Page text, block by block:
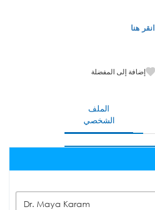
انقر هنا
إضافة إلى المفضلة
الملف
الشخصي
Dr. Maya Karam